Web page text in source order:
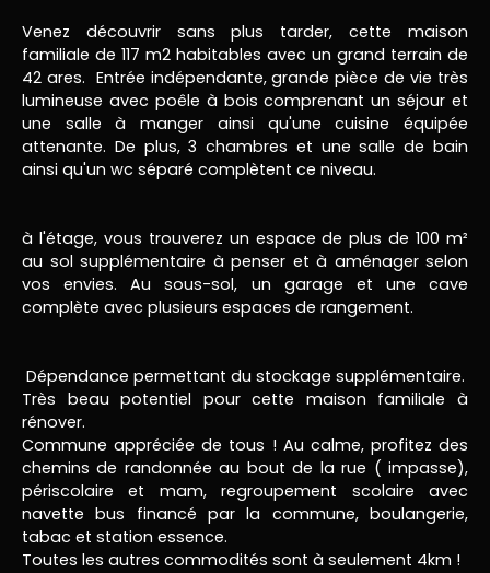
Venez découvrir sans plus tarder, cette maison
familiale de 117 m2 habitables avec un grand terrain de
42 ares. Entrée indépendante, grande pièce de vie très
lumineuse avec poêle à bois comprenant un séjour et
une salle à manger ainsi qu'une cuisine équipée
attenante. De plus, 3 chambres et une salle de bain
ainsi qu'un wc séparé complètent ce niveau.
à l'étage, vous trouverez un espace de plus de 100 m²
au sol supplémentaire à penser et à aménager selon
vos envies. Au sous-sol, un garage et une cave
complète avec plusieurs espaces de rangement.
Dépendance permettant du stockage supplémentaire.
Très beau potentiel pour cette maison familiale à
rénover.
Commune appréciée de tous ! Au calme, profitez des
chemins de randonnée au bout de la rue ( impasse),
périscolaire et mam, regroupement scolaire avec
navette bus financé par la commune, boulangerie,
tabac et station essence.
Toutes les autres commodités sont à seulement 4km !